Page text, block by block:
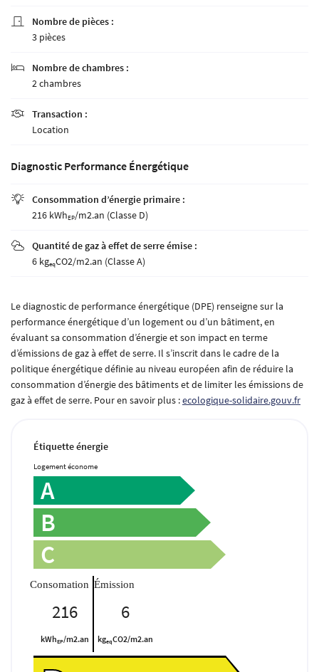
agence

Nombre de pièces :
3 pièces

Nombre de chambres :
2 chambres

Transaction :
Location
Diagnostic Performance Énergétique

Consommation d’énergie primaire :
216 kWhEP/m2.an (Classe D)

Quantité de gaz à effet de serre émise :
6 kgeqCO2/m2.an (Classe A)
Le diagnostic de performance énergétique (DPE) renseigne sur la
performance énergétique d’un logement ou d’un bâtiment, en
évaluant sa consommation d’énergie et son impact en terme
d’émissions de gaz à effet de serre. Il s’inscrit dans le cadre de la
politique énergétique définie au niveau européen afin de réduire la
consommation d’énergie des bâtiments et de limiter les émissions de
gaz à effet de serre. Pour en savoir plus :ecologique-solidaire.gouv.fr
Étiquette énergie
Logement économe
A
B
C
216
kWhEP/m2.an
6
kgeqCO2/m2.an